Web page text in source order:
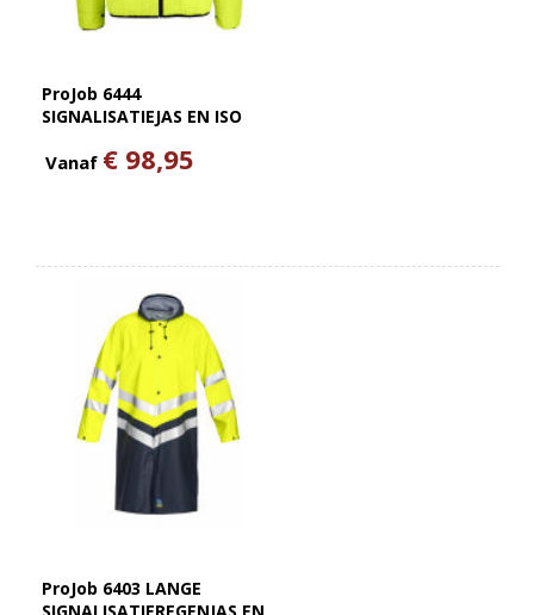
ProJob 6444
SIGNALISATIEJAS EN ISO
Vanaf € 98,95
ProJob 6403 LANGE